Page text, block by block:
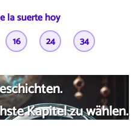
la suerte hoy
16 24 34
Kapitel zu wählen.